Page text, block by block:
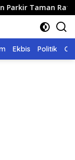
Safiatuddin
Ekbis Politik